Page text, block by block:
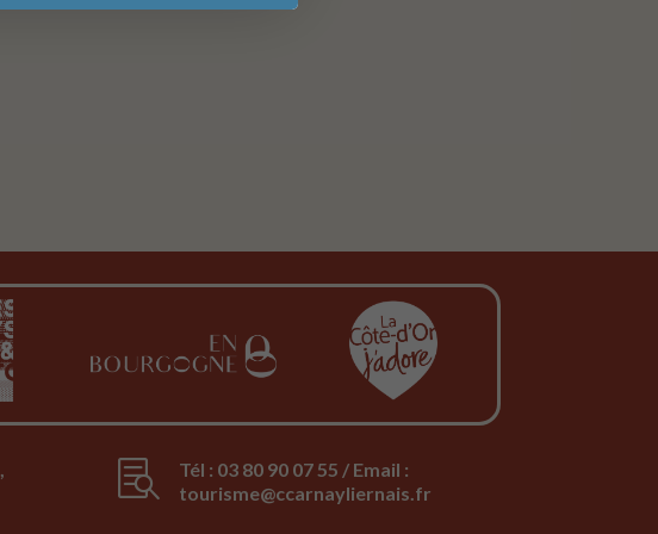

Tél : 03 80 90 07 55 / Email :
tourisme@ccarnayliernais.fr